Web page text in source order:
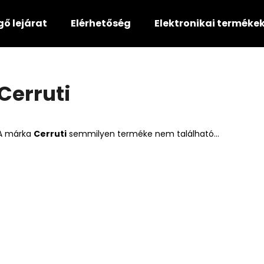
lejárat Elérhetőség Elektronikai
márka Cerruti semmilyen terméke nem található...